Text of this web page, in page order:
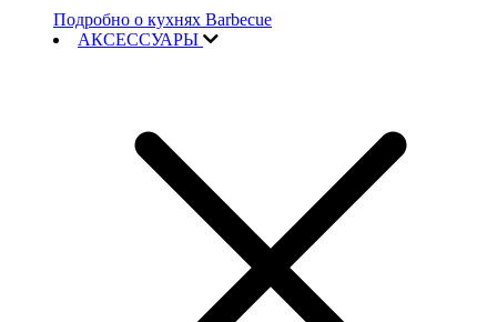
Подробно о кухнях Barbecue
АКСЕССУАРЫ